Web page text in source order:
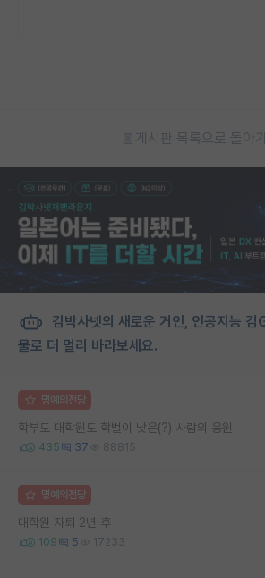
게시판 목록으로 돌아
김박사넷의 새로운 거인, 인공지능 김
물로 더 멀리 바라보세요.
명예의전당
학부도 대학원도 학벌이 낮은(?) 사람의 응원
435 37 88815
명예의전당
대학원 자퇴 2년 후
109 5 17233